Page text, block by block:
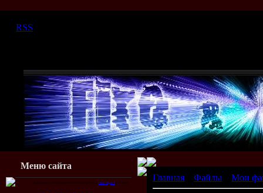
RSS
Меню сайта
Для красивого отображения этого блока требуется Flash Player 9 Главная Файлы Мои